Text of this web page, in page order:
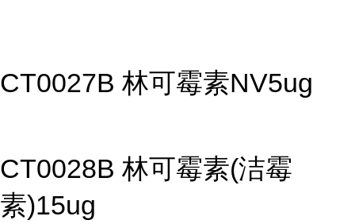
CT0027B 林可霉素NV5ug
CT0028B 林可霉素(洁霉
素)15ug